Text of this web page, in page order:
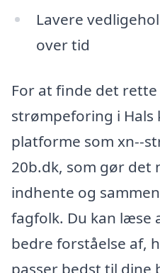
Lavere
over tid
For at finde det
strømpeforing i Hals
platforme som xn--
20b.dk, som gør det
indhente og
fagfolk. Du kan læse
bedre forståelse af,
passer bedst til dine